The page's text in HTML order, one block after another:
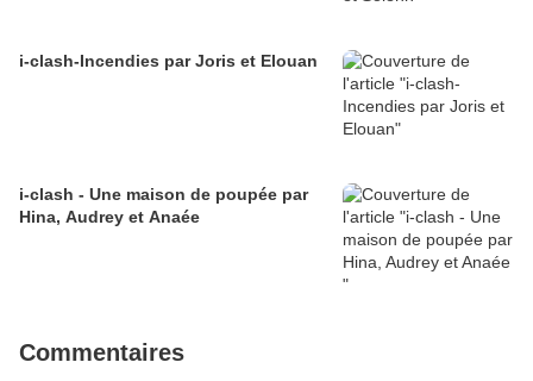
i-clash-Incendies par Joris et Elouan
i-clash - Une maison de poupée par
Hina, Audrey et Anaée
Commentaires